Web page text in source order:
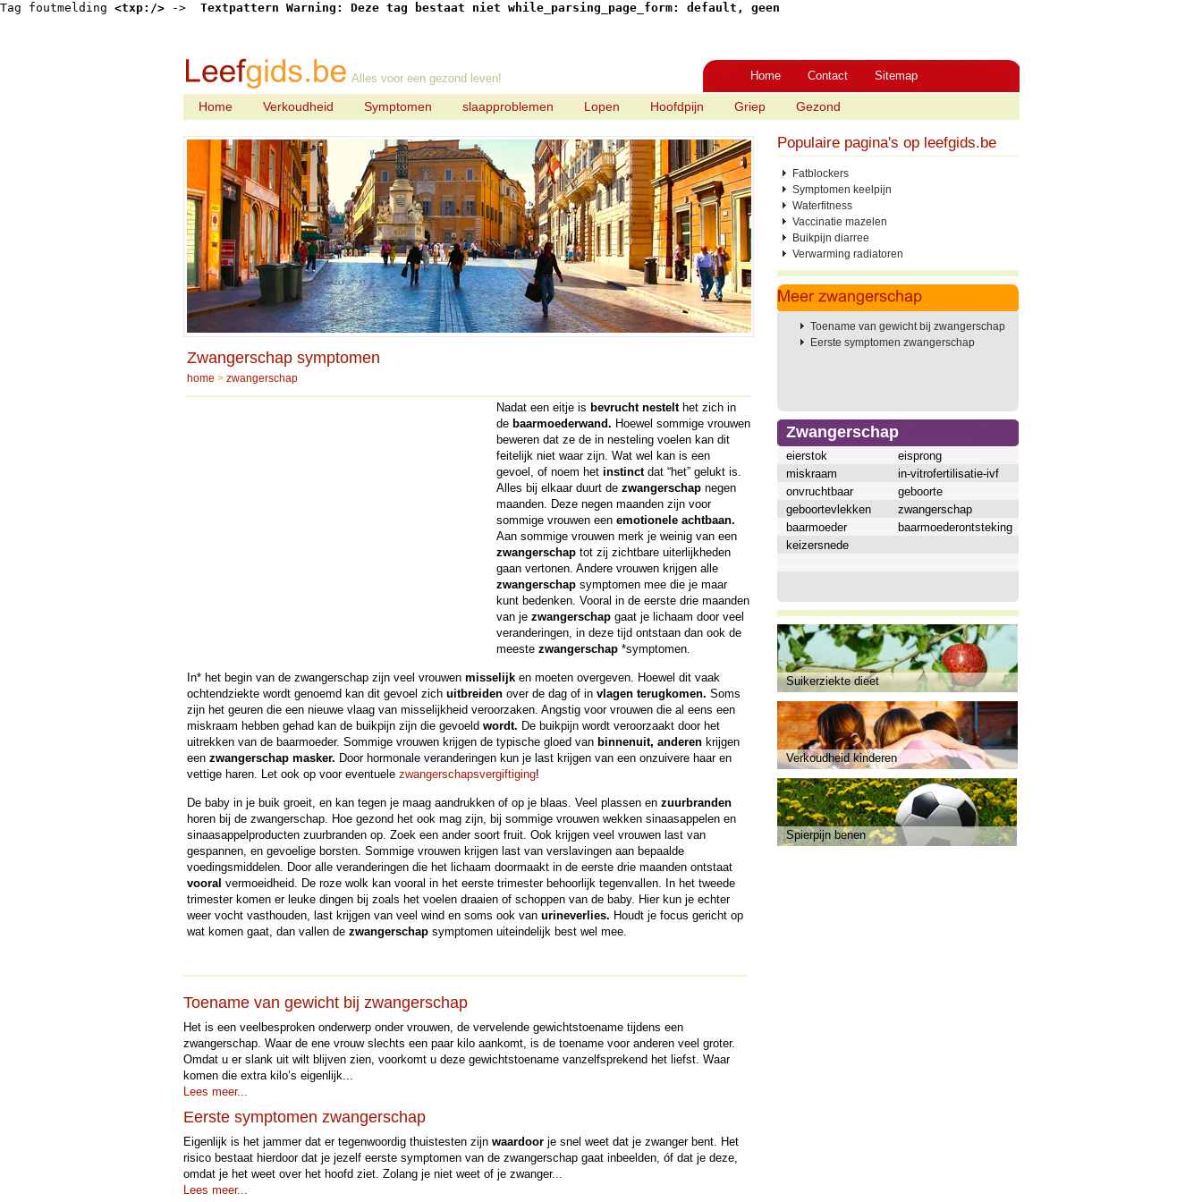
Tag foutmelding <txp:/> -> Textpattern Warning: Deze tag bestaat niet while_parsing_page_form: default, geen
Alles voor een gezond leven! Home Contact Sitemap
Home Verkoudheid Symptomen slaapproblemen Lopen Hoofdpijn Griep Gezond
Zwangerschap symptomen
home > zwangerschap
Nadat een eitje is bevrucht nestelthet zich in
de baarmoederwand. Hoewel sommige vrouwen
beweren dat ze de in nesteling voelen kan dit
feitelijk niet waar zijn. Wat wel kan is een
gevoel, of noem het instinctdat “het” gelukt is.
Alles bij elkaar duurt de zwangerschapnegen
maanden. Deze negen maanden zijn voor
sommige vrouwen een emotionele achtbaan.
Aan sommige vrouwen merk je weinig van een
zwangerschaptot zij zichtbare uiterlijkheden
gaan vertonen. Andere vrouwen krijgen alle
zwangerschapsymptomen mee die je maar
kunt bedenken. Vooral in de eerste drie maanden
van je zwangerschapgaat je lichaam door veel
veranderingen, in deze tijd ontstaan dan ook de
meeste zwangerschap*symptomen.
In* het begin van de zwangerschap zijn veel vrouwen misselijken moeten overgeven. Hoewel dit vaak
ochtendziekte wordt genoemd kan dit gevoel zich uitbreidenover de dag of in vlagen terugkomen. Soms
zijn het geuren die een nieuwe vlaag van misselijkheid veroorzaken. Angstig voor vrouwen die al eens een
miskraam hebben gehad kan de buikpijn zijn die gevoeld wordt. De buikpijn wordt veroorzaakt door het
uitrekken van de baarmoeder. Sommige vrouwen krijgen de typische gloed van binnenuit, anderenkrijgen
een zwangerschap masker. Door hormonale veranderingen kun je last krijgen van een onzuivere haar en
vettige haren. Let ook op voor eventuele zwangerschapsvergiftiging!
De baby in je buik groeit, en kan tegen je maag aandrukken of op je blaas. Veel plassen en zuurbranden
horen bij de zwangerschap. Hoe gezond het ook mag zijn, bij sommige vrouwen wekken sinaasappelen en
sinaasappelproducten zuurbranden op. Zoek een ander soort fruit. Ook krijgen veel vrouwen last van
gespannen, en gevoelige borsten. Sommige vrouwen krijgen last van verslavingen aan bepaalde
voedingsmiddelen. Door alle veranderingen die het lichaam doormaakt in de eerste drie maanden ontstaat
vooral vermoeidheid. De roze wolk kan vooral in het eerste trimester behoorlijk tegenvallen. In het tweede
trimester komen er leuke dingen bij zoals het voelen draaien of schoppen van de baby. Hier kun je echter
weer vocht vasthouden, last krijgen van veel wind en soms ook van urineverlies. Houdt je focus gericht op
wat komen gaat, dan vallen de zwangerschapsymptomen uiteindelijk best wel mee.
Toename van gewicht bij zwangerschap
Het is een veelbesproken onderwerp onder vrouwen, de vervelende gewichtstoename tijdens een
zwangerschap. Waar de ene vrouw slechts een paar kilo aankomt, is de toename voor anderen veel groter.
Omdat u er slank uit wilt blijven zien, voorkomt u deze gewichtstoename vanzelfsprekend het liefst. Waar
komen die extra kilo’s eigenlijk...
Lees meer...
Eerste symptomen zwangerschap
Eigenlijk is het jammer dat er tegenwoordig thuistesten zijn waardoorje snel weet dat je zwanger bent. Het
risico bestaat hierdoor dat je jezelf eerste symptomen van de zwangerschap gaat inbeelden, óf dat je deze,
omdat je het weet over het hoofd ziet. Zolang je niet weet of je zwanger...
Lees meer...
Populaire pagina's op leefgids.be
Fatblockers
Symptomen keelpijn
Waterfitness
Vaccinatie mazelen
Buikpijn diarree
Verwarming radiatoren
Toename van gewicht bij zwangerschap
Eerste symptomen zwangerschap
Zwangerschap
eierstok
eisprong
miskraam
in-vitrofertilisatie-ivf
onvruchtbaar
geboorte
geboortevlekken
zwangerschap
baarmoeder
baarmoederontsteking
keizersnede
Suikerziekte dieet
Verkoudheid kinderen
Spierpijn benen